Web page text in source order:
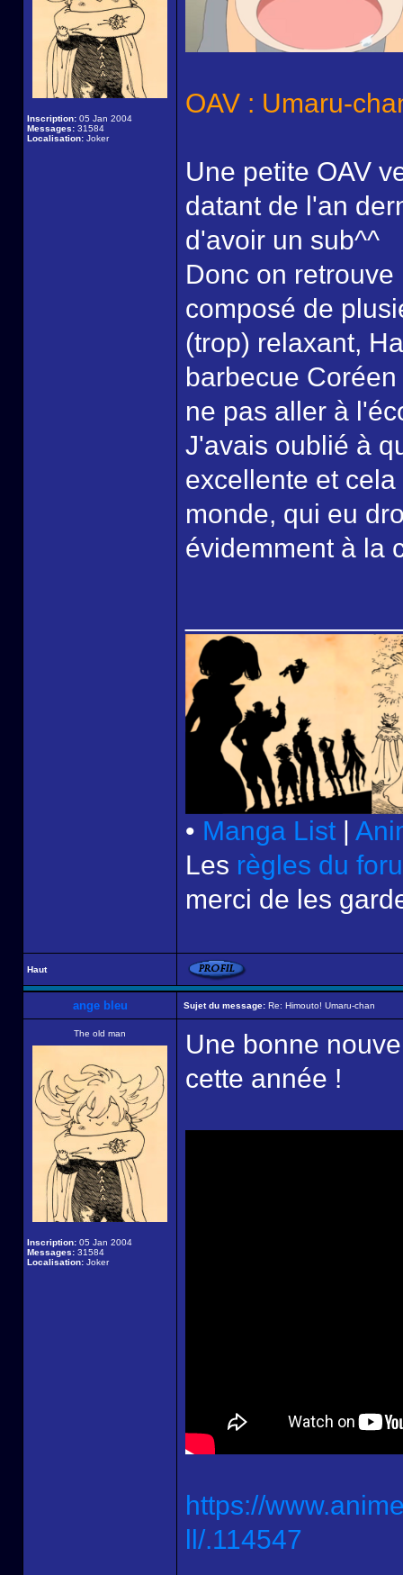
Inscription: 05 Jan 2004
Messages: 31584
Localisation: Joker
OAV : Umaru-
Une petite OAV
datant de l'an
d'avoir un sub^^
Donc on
composé de
(trop) relaxant,
barbecue
ne pas aller à
J'avais oublié à
excellente et
monde, qui eu
évidemment à la
• Manga List |
Les règles du
merci de les
Haut
ange bleu Sujet du message: Re: Himouto! Umaru-chan
The old man
Inscription: 05 Jan 2004
Messages: 31584
Localisation: Joker
Une bonne
cette année !
https://
ll/.114547